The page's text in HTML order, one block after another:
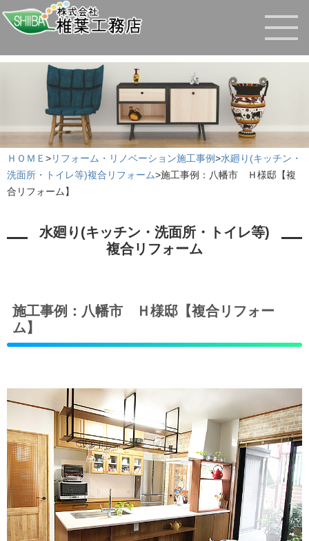
ＨＯＭＥ >リフォーム・リノベーション施工事例>水廻り(キッチン・
洗面所・トイレ等)複合リフォーム>施工事例：八幡市 Ｈ様邸【複
合リフォーム】
水廻り(キッチン・洗面所・トイレ等)
複合リフォーム
施工事例：八幡市 Ｈ様邸【複合リフォー
ム】